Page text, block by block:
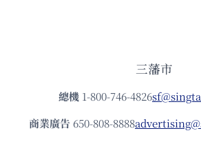
三藩市
總機 1-800-746-4826
商業廣告 650-808-8888